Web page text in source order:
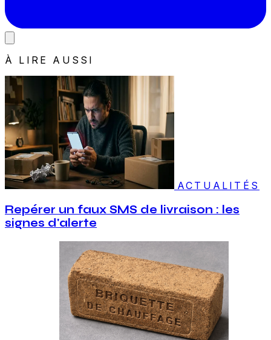
À LIRE AUSSI
ACTUALITÉS
Repérer un faux SMS de livraison : les
signes d'alerte